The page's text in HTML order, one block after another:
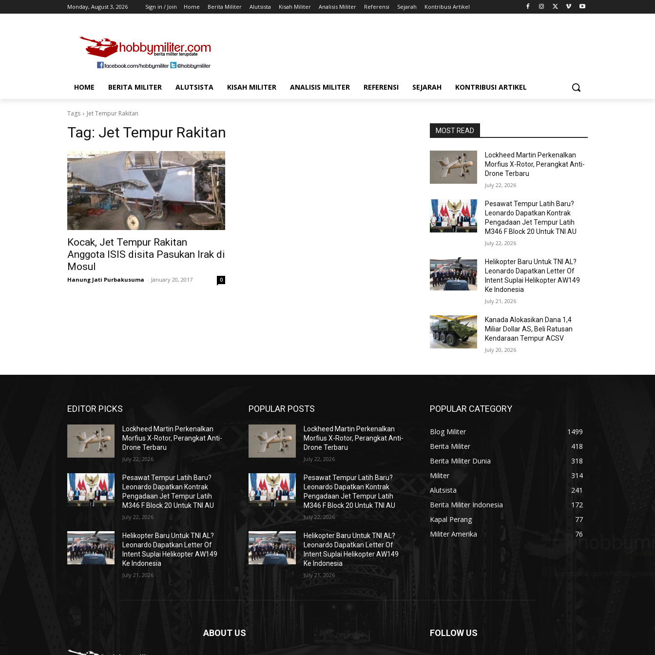
Monday, August 3, 2026 Sign in / Join Home Berita Militer Alutsista Kisah Militer Analisis Militer Referensi Sejarah Kontribusi Artikel
HOME BERITA MILITER ALUTSISTA KISAH MILITER ANALISIS MILITER REFERENSI SEJARAH KONTRIBUSI ARTIKEL
Tags Jet Tempur Rakitan
Tag: Jet Tempur Rakitan
Kocak, Jet Tempur Rakitan
Anggota ISIS disita Pasukan Irak di
Mosul
Hanung Jati Purbakusuma - January 20, 2017 0
MOST READ
Lockheed Martin Perkenalkan
Morfius X-Rotor, Perangkat Anti-
Drone Terbaru
July 22, 2026
Pesawat Tempur Latih Baru?
Leonardo Dapatkan Kontrak
Pengadaan Jet Tempur Latih
M346 F Block 20 Untuk TNI AU
July 22, 2026
Helikopter Baru Untuk TNI AL?
Leonardo Dapatkan Letter Of
Intent Suplai Helikopter AW149
Ke Indonesia
July 21, 2026
Kanada Alokasikan Dana 1,4
Miliar Dollar AS, Beli Ratusan
Kendaraan Tempur ACSV
July 20, 2026
EDITOR PICKS
Lockheed Martin Perkenalkan
Morfius X-Rotor, Perangkat Anti-
Drone Terbaru
July 22, 2026
Pesawat Tempur Latih Baru?
Leonardo Dapatkan Kontrak
Pengadaan Jet Tempur Latih
M346 F Block 20 Untuk TNI AU
July 22, 2026
Helikopter Baru Untuk TNI AL?
Leonardo Dapatkan Letter Of
Intent Suplai Helikopter AW149
Ke Indonesia
July 21, 2026
POPULAR POSTS
Lockheed Martin Perkenalkan
Morfius X-Rotor, Perangkat Anti-
Drone Terbaru
July 22, 2026
Pesawat Tempur Latih Baru?
Leonardo Dapatkan Kontrak
Pengadaan Jet Tempur Latih
M346 F Block 20 Untuk TNI AU
July 22, 2026
Helikopter Baru Untuk TNI AL?
Leonardo Dapatkan Letter Of
Intent Suplai Helikopter AW149
Ke Indonesia
July 21, 2026
POPULAR CATEGORY
Blog Militer
1499
Berita Militer
418
Berita Militer Dunia
318
Militer
314
Alutsista
241
Berita Militer Indonesia
172
Kapal Perang
77
Militer Amerika
76
ABOUT US FOLLOW US